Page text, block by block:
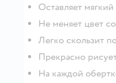
Оставляет
Не меняет цвет
Легко скользит
Прекрасно
На каждой